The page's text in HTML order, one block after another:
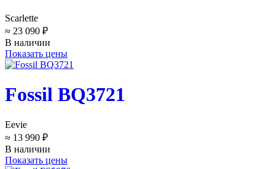
Scarlette
≈ 23 090 ₽
В наличии
Показать цены
Fossil BQ3721
Eevie
≈ 13 990 ₽
В наличии
Показать цены